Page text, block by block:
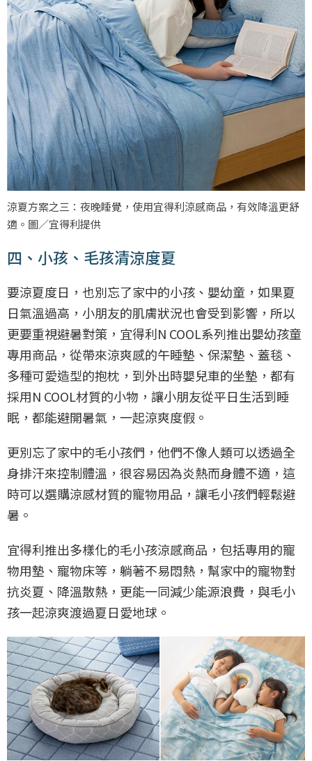
涼夏方案之三：夜晚睡覺，使用宜得利涼感商品，有效降溫更舒
適。圖／宜得利提供
四、小孩、毛孩清涼度夏
要涼夏度日，也別忘了家中的小孩、嬰幼童，如果夏
日氣溫過高，小朋友的肌膚狀況也會受到影響，所以
更要重視避暑對策，宜得利N COOL系列推出嬰幼孩童
專用商品，從帶來涼爽感的午睡墊、保潔墊、蓋毯、
多種可愛造型的抱枕，到外出時嬰兒車的坐墊，都有
採用N COOL材質的小物，讓小朋友從平日生活到睡
眠，都能避開暑氣，一起涼爽度假。
更別忘了家中的毛小孩們，他們不像人類可以透過全
身排汗來控制體溫，很容易因為炎熱而身體不適，這
時可以選購涼感材質的寵物用品，讓毛小孩們輕鬆避
暑。
宜得利推出多樣化的毛小孩涼感商品，包括專用的寵
物用墊、寵物床等，躺著不易悶熱，幫家中的寵物對
抗炎夏、降溫散熱，更能一同減少能源浪費，與毛小
孩一起涼爽渡過夏日愛地球。